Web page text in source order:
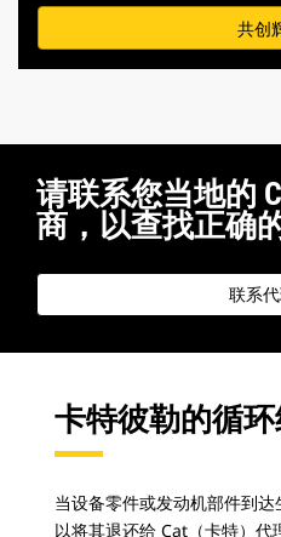
共创
请联系您当地的
商，以查找正确
联系
卡特彼勒的循
当设备零件或发动机部件到
以将其退还给 Cat（卡特）代